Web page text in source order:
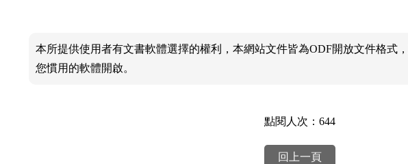
本所提供使用者有文書軟體選擇的權利，本網站文件皆為ODF開放文件格式
您慣用的軟體開啟。
點閱人次：644
回上一頁